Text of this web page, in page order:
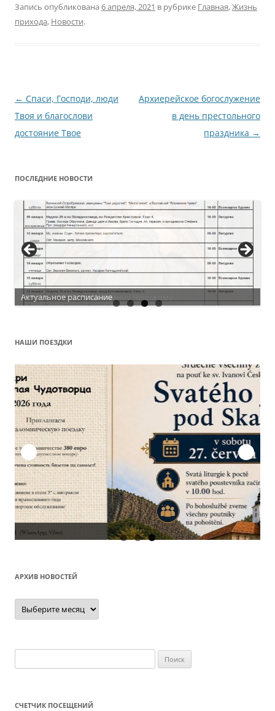
Запись опубликована 6 апреля, 2021 в рубрике Главная,Жизнь
прихода, Новости.
Навигация
по
записям
← Спаси, Господи, люди
Твоя и благослови
достояние Твое
Архиерейское богослужение
в день престольного
праздника →
ПОСЛЕДНИЕ НОВОСТИ
Актуальное расписание
НАШИ ПОЕЗДКИ
АРХИВ НОВОСТЕЙ
Архив
новостей
СЧЕТЧИК ПОСЕЩЕНИЙ